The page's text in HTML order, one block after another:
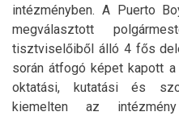
intézményben. A Puerto
megválasztott
tisztviselőiből álló 4 fős
során átfogó képet kapott
oktatási, kutatási és
kiemelten az